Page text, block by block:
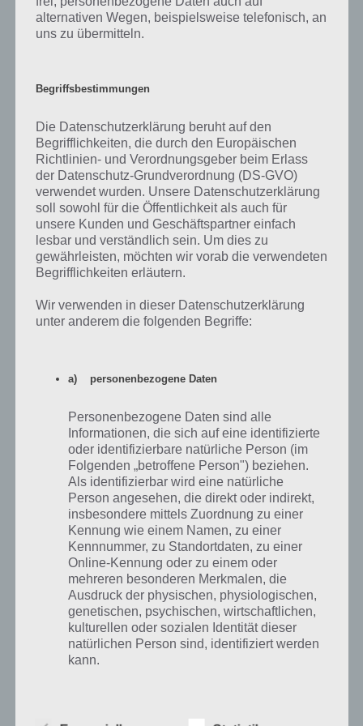
Rom auftreten, versucht zuerst
über das Wiederherstellen von
auszumerzen.
SD karte Partitionieren– Einige
Roms benötigen bestimmte,
verschiedenartige
Speicherplätze auf eurer SD-
Karte. Nehmt diese
Einstellungen hier vor. Wenn
euch der Rommanager fragt,
wählt immer die größte
sicher. Wer größere
Partitionen benötigt, kann sich
einmaldiesen Artikel
anschauen.
Flash ClockworkMod Touch–
Bietet eine Recovery mit Touch
Unterstützung. Achtung: Diese
Funktion wird derzeit nicht von
allen Geräten unterstützt.
Alle Clockword Mod (CWM)
alternativen Wegen, beispielsweise telefonisch, an
uns zu übermitteln.
Begriffsbestimmungen
Die Datenschutzerklärung beruht auf den
Begrifflichkeiten, die durch den Europäischen
Richtlinien- und Verordnungsgeber beim Erlass
der Datenschutz-Grundverordnung (DS-GVO)
verwendet wurden. Unsere Datenschutzerklärung
soll sowohl für die Öffentlichkeit als auch für
unsere Kunden und Geschäftspartner einfach
lesbar und verständlich sein. Um dies zu
gewährleisten, möchten wir vorab die verwendeten
Begrifflichkeiten erläutern.
Wir verwenden in dieser Datenschutzerklärung
unter anderem die folgenden Begriffe:
a) personenbezogene Daten
Personenbezogene Daten sind alle
Informationen, die sich auf eine identifizierte
oder identifizierbare natürliche Person (im
Folgenden „betroffene Person") beziehen.
Als identifizierbar wird eine natürliche
Person angesehen, die direkt oder indirekt,
insbesondere mittels Zuordnung zu einer
Kennung wie einem Namen, zu einer
Kennnummer, zu Standortdaten, zu einer
Online-Kennung oder zu einem oder
mehreren besonderen Merkmalen, die
Ausdruck der physischen, physiologischen,
genetischen, psychischen, wirtschaftlichen,
kulturellen oder sozialen Identität dieser
natürlichen Person sind, identifiziert werden
kann.